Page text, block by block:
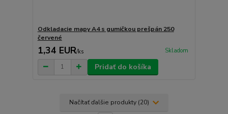
Odkladacie mapy A4 s gumičkou prešpán 250
červené
1,34 EUR/ks Skladom
Pridať do košíka
Načítať ďalšie produkty (20)